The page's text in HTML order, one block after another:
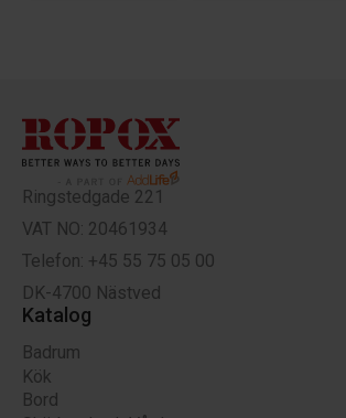
Ringstedgade 221
VAT NO: 20461934
Telefon: +45 55 75 05 00
DK-4700 Nästved
Katalog
Badrum
Kök
Bord